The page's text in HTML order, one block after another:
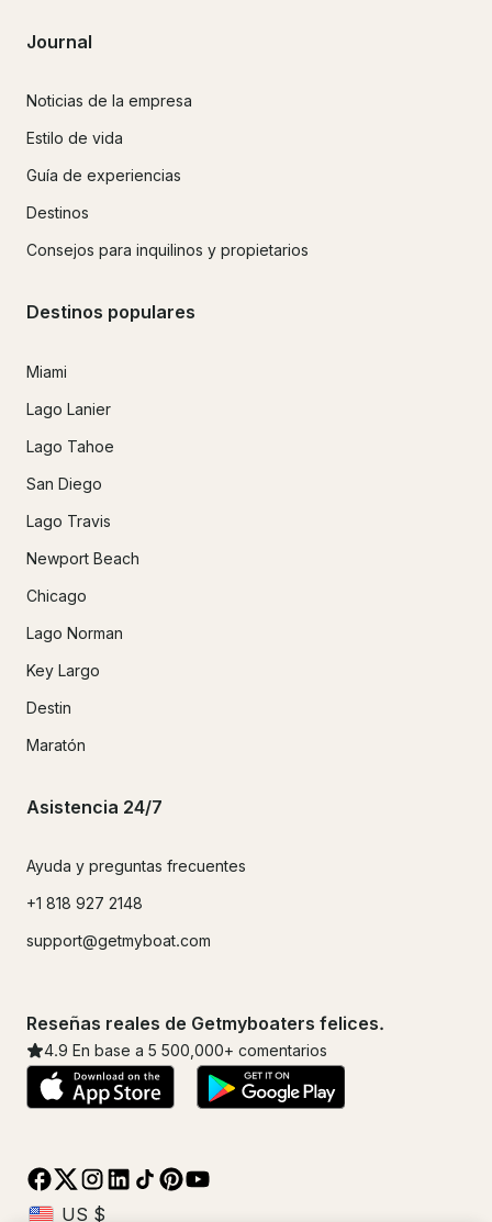
Journal
Noticias de la empresa
Estilo de vida
Guía de experiencias
Destinos
Consejos para inquilinos y propietarios
Destinos populares
Miami
Lago Lanier
Lago Tahoe
San Diego
Lago Travis
Newport Beach
Chicago
Lago Norman
Key Largo
Destin
Maratón
Asistencia 24/7
Ayuda y preguntas frecuentes
+1 818 927 2148
support@getmyboat.com
Reseñas reales de Getmyboaters felices.
4.9 En base a 5 500,000+ comentarios